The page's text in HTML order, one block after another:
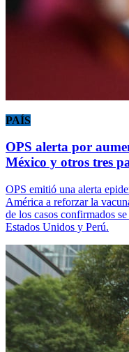
PAÍS
OPS alerta por
México y otros tres
OPS emitió una alerta
América a reforzar la
de los casos confirmados
Estados Unidos y Perú.